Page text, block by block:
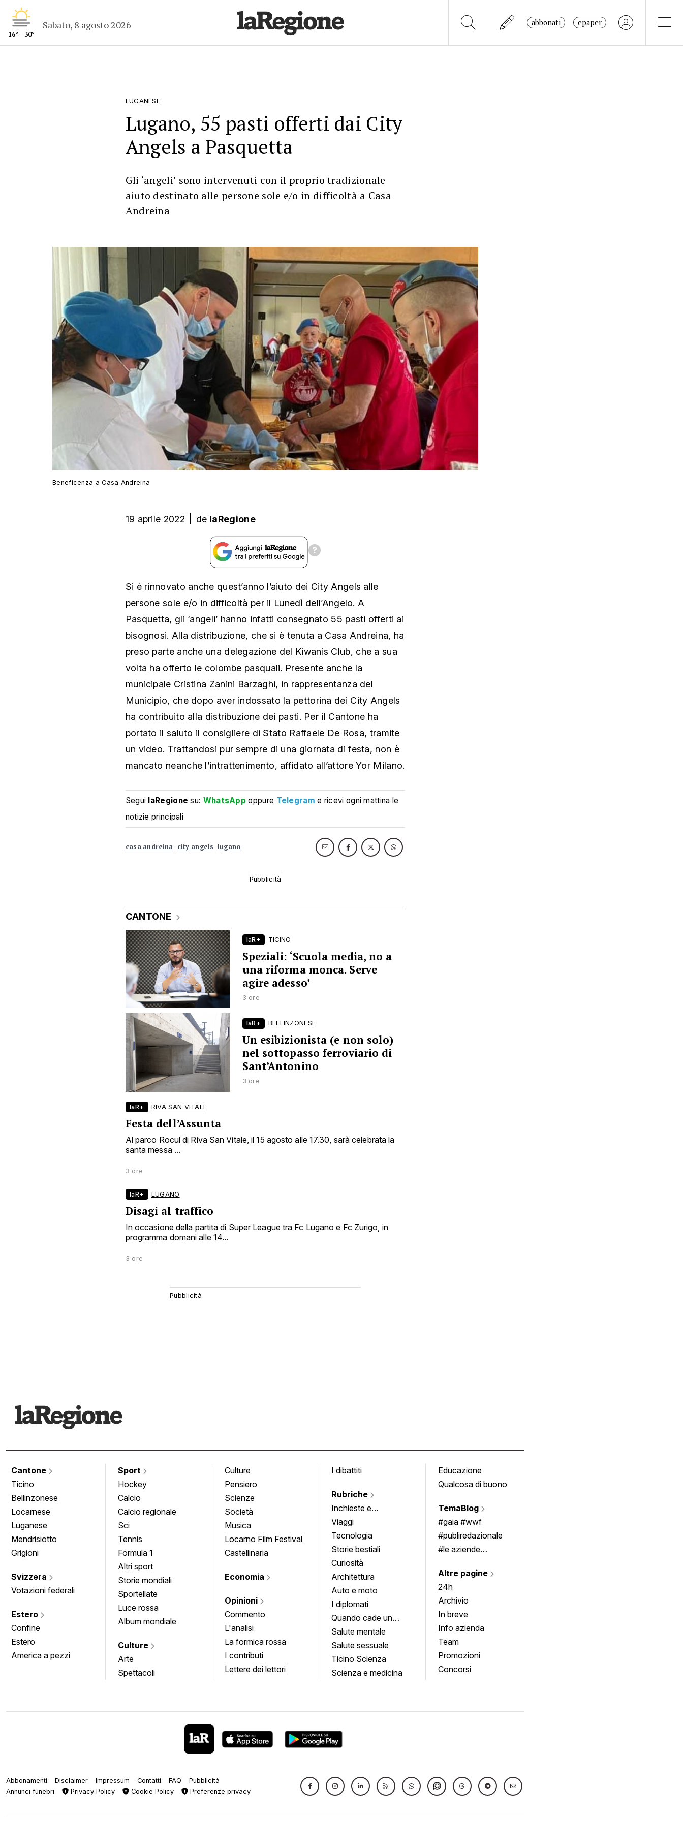
16° - 30°
Sabato, 8 agosto 2026 abbonati epaper
LUGANESE
Lugano, 55 pasti offerti dai City
Angels a Pasquetta
Gli ‘angeli’ sono intervenuti con il proprio tradizionale
aiuto destinato alle persone sole e/o in difficoltà a Casa
Andreina
Beneficenza a Casa Andreina
19 aprile 2022 de laRegione
Si è rinnovato anche quest’anno l’aiuto dei City Angels alle
persone sole e/o in difficoltà per il Lunedì dell’Angelo. A
Pasquetta, gli ‘angeli’ hanno infatti consegnato 55 pasti offerti ai
bisognosi. Alla distribuzione, che si è tenuta a Casa Andreina, ha
preso parte anche una delegazione del Kiwanis Club, che a sua
volta ha offerto le colombe pasquali. Presente anche la
municipale Cristina Zanini Barzaghi, in rappresentanza del
Municipio, che dopo aver indossato la pettorina dei City Angels
ha contribuito alla distribuzione dei pasti. Per il Cantone ha
portato il saluto il consigliere di Stato Raffaele De Rosa, tramite
un video. Trattandosi pur sempre di una giornata di festa, non è
mancato neanche l’intrattenimento, affidato all’attore Yor Milano.
Segui laRegione su: WhatsApp oppure Telegram e ricevi ogni mattina le
notizie principali
casa andreina city angels lugano
CANTONE
laR+ TICINO
Speziali: ‘Scuola media, no a
una riforma monca. Serve
agire adesso’
3 ore
laR+ BELLINZONESE
Un esibizionista (e non solo)
nel sottopasso ferroviario di
Sant’Antonino
3 ore
laR+ RIVA SAN VITALE
Festa dell’Assunta
Al parco Rocul di Riva San Vitale, il 15 agosto alle 17.30, sarà celebrata la
santa messa ...
3 ore
laR+ LUGANO
Disagi al traffico
In occasione della partita di Super League tra Fc Lugano e Fc Zurigo, in
programma domani alle 14...
3 ore
Cantone
Ticino
Bellinzonese
Locarnese
Luganese
Mendrisiotto
Grigioni
Svizzera
Votazioni federali
Estero
Confine
Estero
America a pezzi
Sport
Hockey
Calcio
Calcio regionale
Sci
Tennis
Formula 1
Altri sport
Storie mondiali
Sportellate
Luce rossa
Album mondiale
Culture
Arte
Spettacoli
Culture
Pensiero
Scienze
Società
Musica
Locarno Film Festival
Castellinaria
Economia
Opinioni
Commento
L'analisi
La formica rossa
I contributi
Lettere dei lettori
I dibattiti
Rubriche
Inchieste e
approfondimenti
Viaggi
Tecnologia
Storie bestiali
Curiosità
Architettura
Auto e moto
I diplomati
Quando cade un
quadro
Salute mentale
Salute sessuale
Ticino Scienza
Scienza e medicina
Educazione
Qualcosa di buono
TemaBlog
#gaia #wwf
#publiredazionale
#le aziende
Altre pagine
24h
Archivio
In breve
Info azienda
Team
Promozioni
Concorsi
Abbonamenti Disclaimer Impressum Contatti FAQ
Pubblicità
Annunci funebri
Privacy Policy Cookie Policy Preferenze privacy